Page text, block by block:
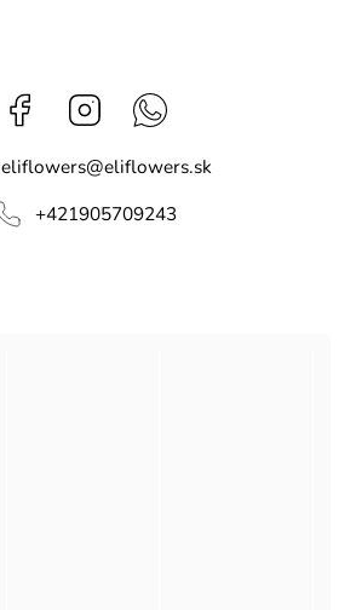
Facebook Instagram
eliflowers@eliflowers.sk
+421905709243